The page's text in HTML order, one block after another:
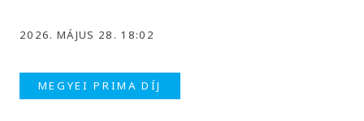
2026. MÁJUS 28. 18:02
MEGYEI PRIMA DÍJ